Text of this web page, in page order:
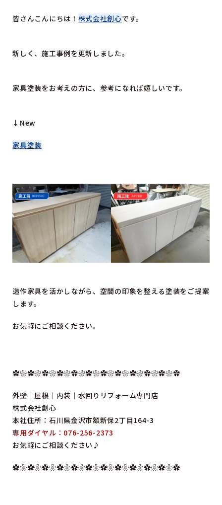
皆さんこんにちは！ 株式会社創心です。
新しく、施工事例を更新しました。
家具塗装をお考えの方に、参考になれば嬉しいです。
↓New
家具塗装
造作家具を活かしながら、空間の印象を整える塗装をご提案
します。
お気軽にご相談ください。
✿❀✿❀✿❀✿❀✿❀✿❀✿❀✿❀✿❀✿❀✿❀✿
外壁｜屋根｜内装｜水回りリフォーム専門店
株式会社創心
本社住所：石川県金沢市額新保2丁目164-3
専用ダイヤル：076-256-2373
お気軽にご相談ください♪
✿❀✿❀✿❀✿❀✿❀✿❀✿❀✿❀✿❀✿❀✿❀✿